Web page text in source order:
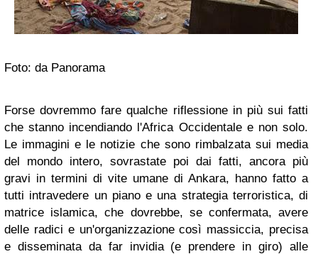
Foto: da Panorama
Forse dovremmo fare qualche riflessione in più sui fatti
che stanno incendiando l'Africa Occidentale e non solo.
Le immagini e le notizie che sono rimbalzata sui media
del mondo intero, sovrastate poi dai fatti, ancora più
gravi in termini di vite umane di Ankara, hanno fatto a
tutti intravedere un piano e una strategia terroristica, di
matrice islamica, che dovrebbe, se confermata, avere
delle radici e un'organizzazione così massiccia, precisa
e disseminata da far invidia (e prendere in giro) alle